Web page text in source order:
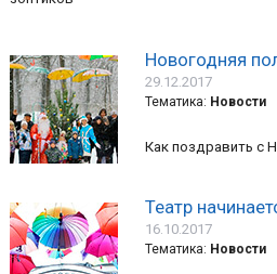
Новогодняя
29.12.2017
Тематика: Новости
Как поздравить с
Театр
16.10.2017
Тематика: Новости